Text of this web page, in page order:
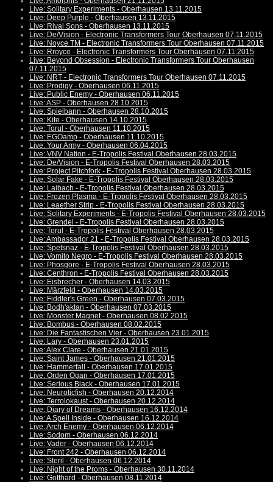
Live: Solitary Experiments - Oberhausen 13.11.2015
Live: Deep Purple - Oberhausen 13.11.2015
Live: Rival Sons - Oberhausen 13.11.2015
Live: De/Vision - Electronic Transformers Tour Oberhausen 07.11.2015
Live: Noyce TM - Electronic Transformers Tour Oberhausen 07.11.2015
Live: Rroyce - Electronic Transformers Tour Oberhausen 07.11.2015
Live: Beyond Obsession - Electronic Transformers Tour Oberhausen
07.11.2015
Live: NRT - Electronic Transformers Tour Oberhausen 07.11.2015
Live: Prodigy - Oberhausen 06.11.2015
Live: Public Enemy - Oberhausen 06.11.2015
Live: ASP - Oberhausen 28.10.2015
Live: Spielbann - Oberhausen 28.10.2015
Live: Kite - Oberhausen 14.10.2015
Live: Torul - Oberhausen 11.10.2015
Live: EGOamp - Oberhausen 11.10.2015
Live: Your Army - Oberhausen 06.04.2015
Live: VNV Nation - E-Tropolis Festival Oberhausen 28.03.2015
Live: De/Vision - E-Tropolis Festival Oberhausen 28.03.2015
Live: Project Pitchfork - E-Tropolis Festival Oberhausen 28.03.2015
Live: Solar Fake - E-Tropolis Festival Oberhausen 28.03.2015
Live: Laibach - E-Tropolis Festival Oberhausen 28.03.2015
Live: Frozen Plasma - E-Tropolis Festival Oberhausen 28.03.2015
Live: Leaether Strip - E-Tropolis Festival Oberhausen 28.03.2015
Live: Solitary Experiments - E-Tropolis Festival Oberhausen 28.03.2015
Live: Grendel - E-Tropolis Festival Oberhausen 28.03.2015
Live: Torul - E-Tropolis Festival Oberhausen 28.03.2015
Live: Ambassador 21 - E-Tropolis Festival Oberhausen 28.03.2015
Live: Spetsnaz - E-Tropolis Festival Oberhausen 28.03.2015
Live: Vomito Negro - E-Tropolis Festival Oberhausen 28.03.2015
Live: Phosgore - E-Tropolis Festival Oberhausen 28.03.2015
Live: Centhron - E-Tropolis Festival Oberhausen 28.03.2015
Live: Eisbrecher - Oberhausen 14.03.2015
Live: Märzfeld - Oberhausen 14.03.2015
Live: Fiddler's Green - Oberhausen 07.03.2015
Live: Bodh'aktan - Oberhausen 07.03.2015
Live: Monster Magnet - Oberhausen 08.02.2015
Live: Bombus - Oberhausen 08.02.2015
Live: Die Fantastischen Vier - Oberhausen 23.01.2015
Live: Lary - Oberhausen 23.01.2015
Live: Alex Clare - Oberhausen 21.01.2015
Live: Saint James - Oberhausen 21.01.2015
Live: Hammerfall - Oberhausen 17.01.2015
Live: Orden Ogan - Oberhausen 17.01.2015
Live: Serious Black - Oberhausen 17.01.2015
Live: Neuroticfish - Oberhausen 20.12.2014
Live: Terrolokaust - Oberhausen 20.12.2014
Live: Diary of Dreams - Oberhausen 16.12.2014
Live: A Spell Inside - Oberhausen 16.12.2014
Live: Arch Enemy - Oberhausen 06.12.2014
Live: Sodom - Oberhausen 06.12.2014
Live: Vader - Oberhausen 06.12.2014
Live: Front 242 - Oberhausen 06.12.2014
Live: Steril - Oberhausen 06.12.2014
Live: Night of the Proms - Oberhausen 30.11.2014
Live: Gotthard - Oberhausen 08.11.2014